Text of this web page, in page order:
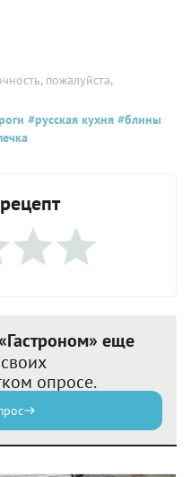
пожалуйста,
#русская кухня #блины
еще
опросе.